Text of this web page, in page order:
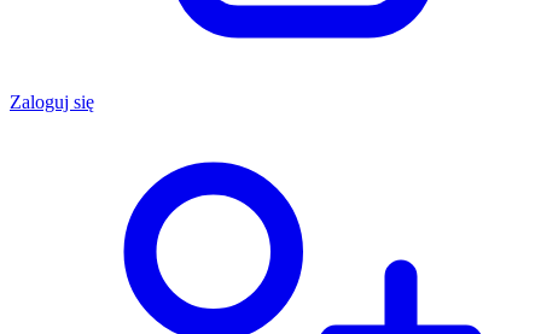
Zaloguj się